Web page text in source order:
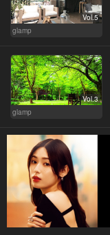
Vol.5
glamp
Vol.3
glamp